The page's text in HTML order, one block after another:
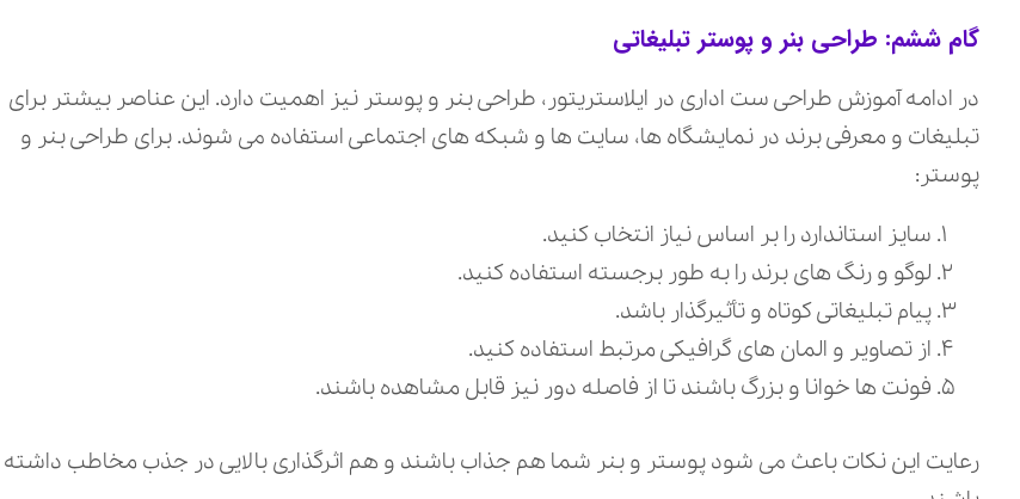
گام ششم: طراحی بنر و پوستر تبلیغاتی
در ادامه آموزش طراحی ست اداری در ایلاستریتور، طراحی بنر و پوستر نیز اهمیت دارد. این عناصر بیشتر برای
تبلیغات و معرفی برند در نمایشگاه‌ ها، سایت‌ ها و شبکه‌ های اجتماعی استفاده می‌ شوند. برای طراحی بنر و
پوستر:
سایز استاندارد را بر اساس نیاز انتخاب کنید.
لوگو و رنگ‌ های برند را به طور برجسته استفاده کنید.
پیام تبلیغاتی کوتاه و تأثیرگذار باشد.
از تصاویر و المان‌ های گرافیکی مرتبط استفاده کنید.
فونت‌ ها خوانا و بزرگ باشند تا از فاصله دور نیز قابل مشاهده باشند.
رعایت این نکات باعث می‌ شود پوستر و بنر شما هم جذاب باشند و هم اثرگذاری بالایی در جذب مخاطب داشته